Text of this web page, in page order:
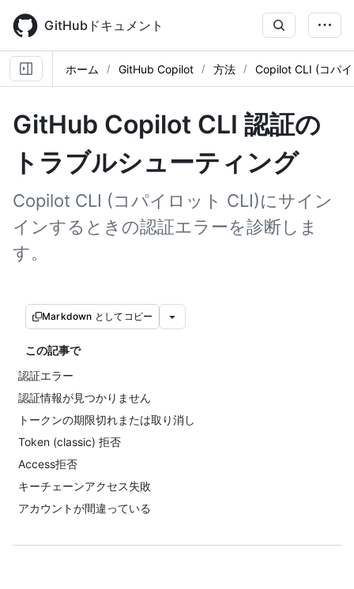
main
content
GitHubドキュメント
ホーム GitHub Copilot 方法 Copilot CLI (コパ
GitHub Copilot CLI 認証の
トラブルシューティング
Copilot CLI (コパイロット CLI)にサイン
インするときの認証エラーを診断しま
す。
Markdown としてコピー
この記事で
認証エラー
認証情報が見つかりません
トークンの期限切れまたは取り消し
Token (classic) 拒否
Access拒否
キーチェーンアクセス失敗
アカウントが間違っている